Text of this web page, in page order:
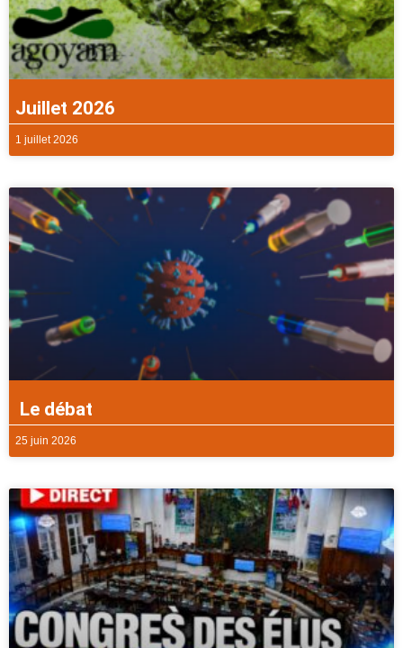
Juillet 2026
1 juillet 2026
Le débat
25 juin 2026